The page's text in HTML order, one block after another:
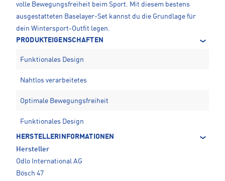
volle Bewegungsfreiheit beim Sport. Mit diesem bestens
ausgestatteten Baselayer-Set kannst du die Grundlage für
dein Wintersport-Outfit legen.
PRODUKTEIGENSCHAFTEN
Funktionales Design
Nahtlos verarbeitetes
Optimale Bewegungsfreiheit
Funktionales Design
HERSTELLERINFORMATIONEN
Hersteller
Odlo International AG
Bösch 47